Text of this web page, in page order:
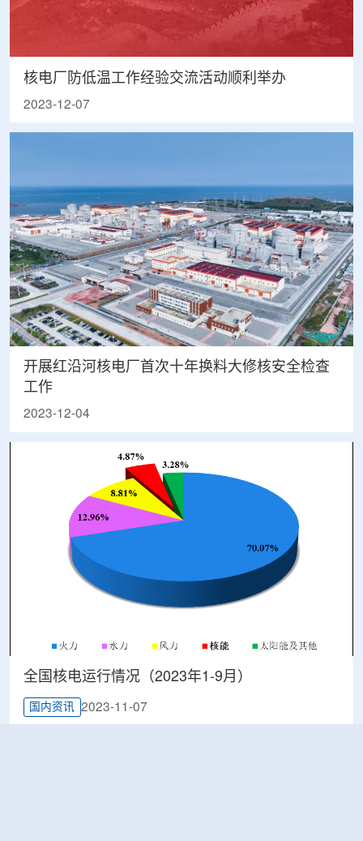
核电厂防低温工作经验交流活动顺利举办
2023-12-07
开展红沿河核电厂首次十年换料大修核安全检查
工作
2023-12-04
全国核电运行情况（2023年1-9月）
国内资讯 2023-11-07